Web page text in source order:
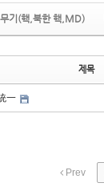
무기(핵,북한 핵,MD)
제목
一
Prev